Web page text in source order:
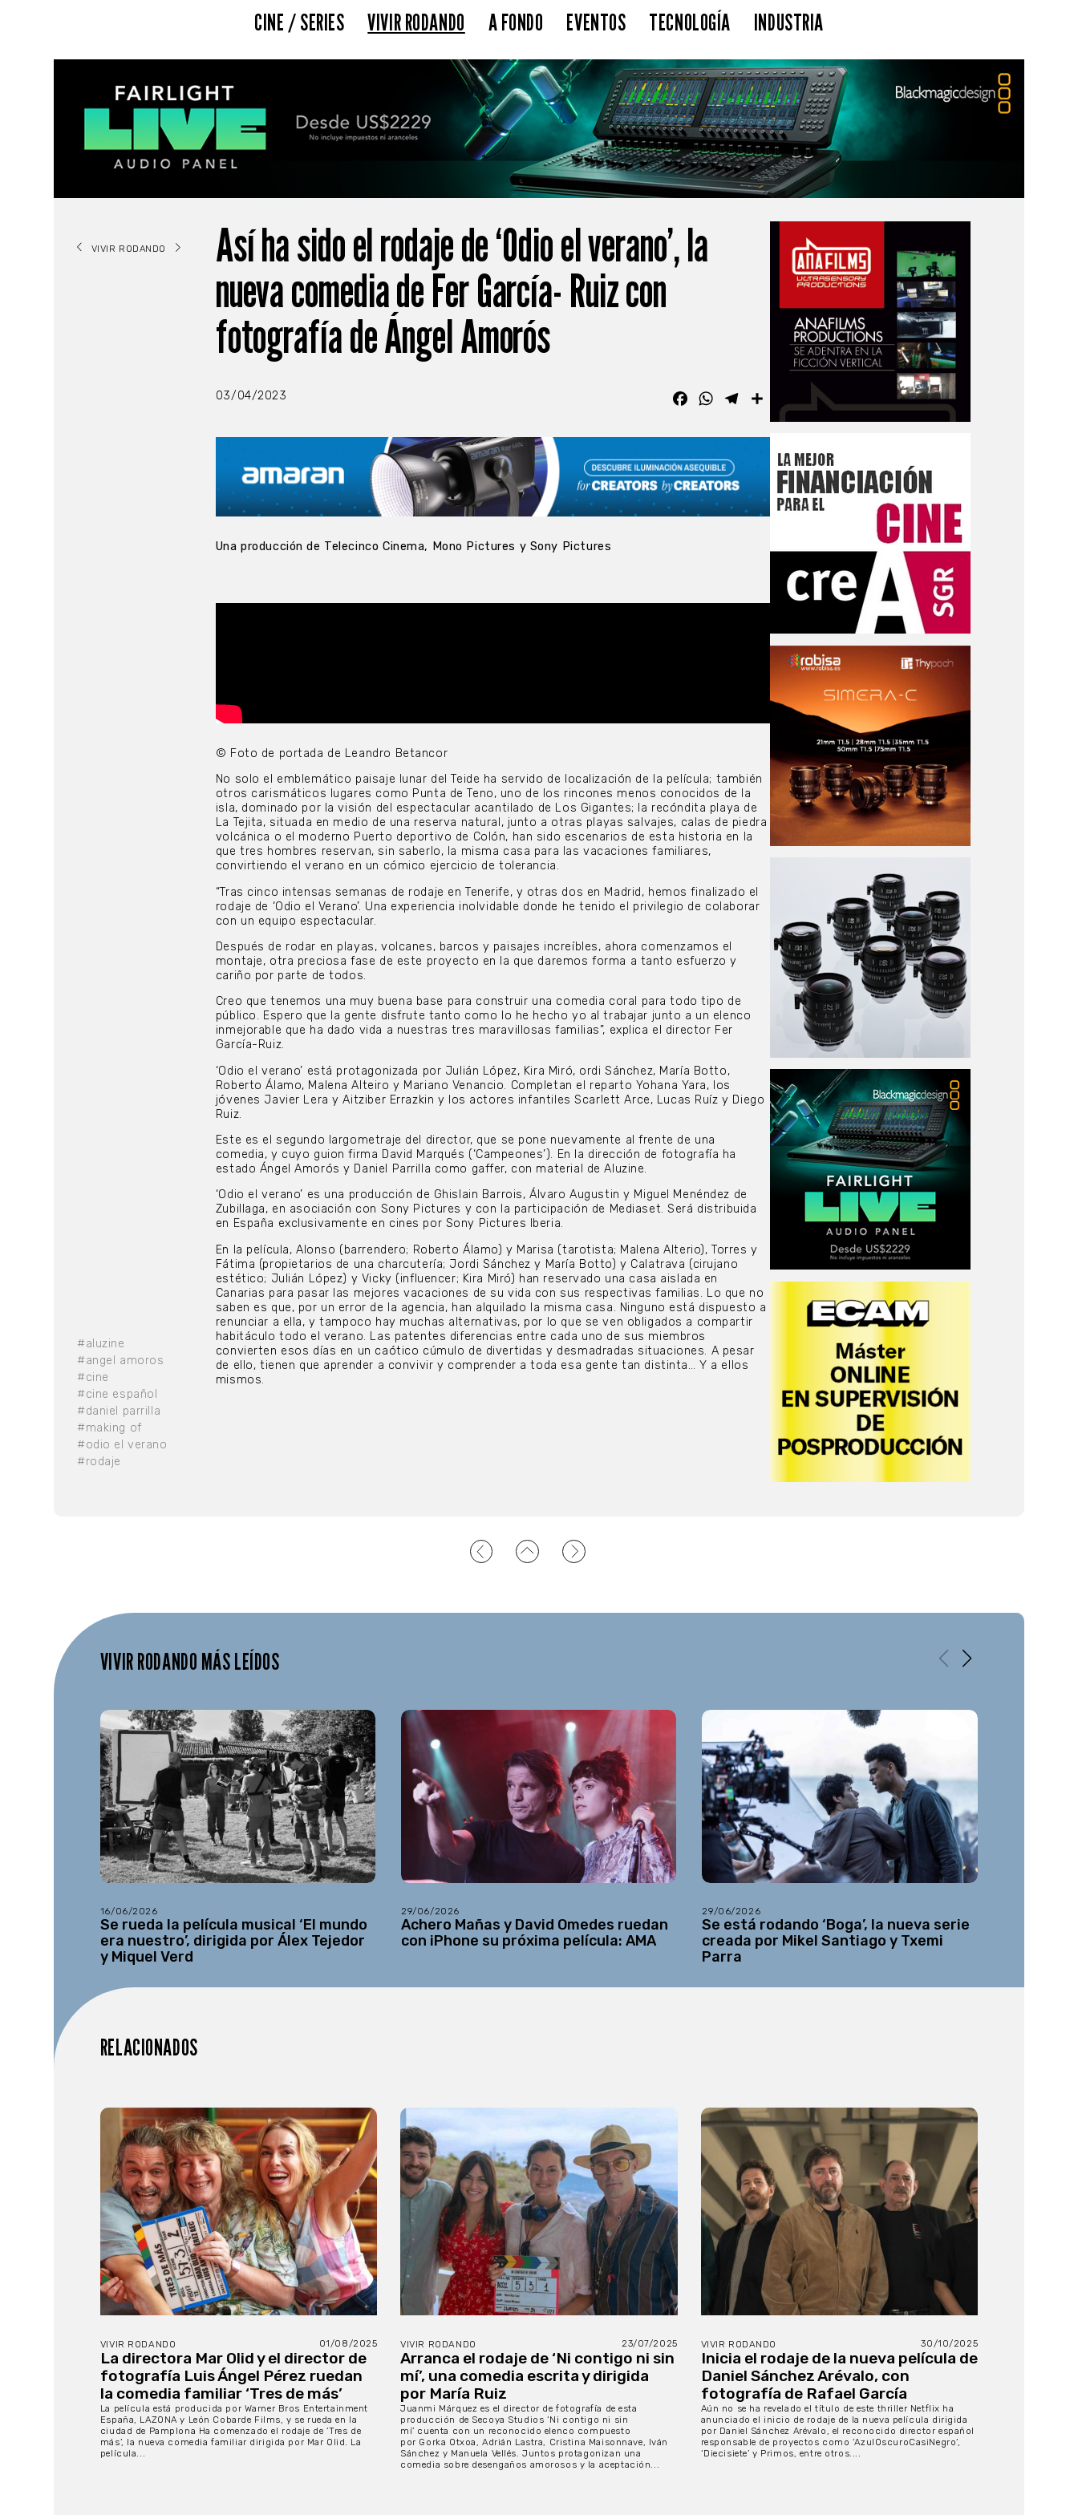
CINE / SERIES VIVIR RODANDO A FONDO EVENTOS TECNOLOGÍA INDUSTRIA
VIVIR RODANDO
#aluzine
#angel amoros
#cine
#cine español
#daniel parrilla
#making of
#odio el verano
#rodaje
Así ha sido el rodaje de ‘Odio el verano’, la
nueva comedia de Fer García- Ruiz con
fotografía de Ángel Amorós
03/04/2023 FacebookWhatsAppTelegramCompartir
Una producción de Telecinco Cinema, Mono Pictures y Sony Pictures
© Foto de portada de Leandro Betancor
No solo el emblemático paisaje lunar del Teide ha servido de localización de la película; también
otros carismáticos lugares como Punta de Teno, uno de los rincones menos conocidos de la
isla, dominado por la visión del espectacular acantilado de Los Gigantes; la recóndita playa de
La Tejita, situada en medio de una reserva natural, junto a otras playas salvajes, calas de piedra
volcánica o el moderno Puerto deportivo de Colón, han sido escenarios de esta historia en la
que tres hombres reservan, sin saberlo, la misma casa para las vacaciones familiares,
convirtiendo el verano en un cómico ejercicio de tolerancia.
“Tras cinco intensas semanas de rodaje en Tenerife, y otras dos en Madrid, hemos finalizado el
rodaje de ‘Odio el Verano’. Una experiencia inolvidable donde he tenido el privilegio de colaborar
con un equipo espectacular.
Después de rodar en playas, volcanes, barcos y paisajes increíbles, ahora comenzamos el
montaje, otra preciosa fase de este proyecto en la que daremos forma a tanto esfuerzo y
cariño por parte de todos.
Creo que tenemos una muy buena base para construir una comedia coral para todo tipo de
público. Espero que la gente disfrute tanto como lo he hecho yo al trabajar junto a un elenco
inmejorable que ha dado vida a nuestras tres maravillosas familias”, explica el director Fer
García-Ruiz.
‘Odio el verano’ está protagonizada por Julián López, Kira Miró, ordi Sánchez, María Botto,
Roberto Álamo, Malena Alteiro y Mariano Venancio. Completan el reparto Yohana Yara, los
jóvenes Javier Lera y Aitziber Errazkin y los actores infantiles Scarlett Arce, Lucas Ruíz y Diego
Ruiz.
Este es el segundo largometraje del director, que se pone nuevamente al frente de una
comedia, y cuyo guion firma David Marqués (‘Campeones’). En la dirección de fotografía ha
estado Ángel Amorós y Daniel Parrilla como gaffer, con material de Aluzine.
‘Odio el verano’ es una producción de Ghislain Barrois, Álvaro Augustin y Miguel Menéndez de
Zubillaga, en asociación con Sony Pictures y con la participación de Mediaset. Será distribuida
en España exclusivamente en cines por Sony Pictures Iberia.
En la película, Alonso (barrendero; Roberto Álamo) y Marisa (tarotista; Malena Alterio), Torres y
Fátima (propietarios de una charcutería; Jordi Sánchez y María Botto) y Calatrava (cirujano
estético; Julián López) y Vicky (influencer; Kira Miró) han reservado una casa aislada en
Canarias para pasar las mejores vacaciones de su vida con sus respectivas familias. Lo que no
saben es que, por un error de la agencia, han alquilado la misma casa. Ninguno está dispuesto a
renunciar a ella, y tampoco hay muchas alternativas, por lo que se ven obligados a compartir
habitáculo todo el verano. Las patentes diferencias entre cada uno de sus miembros
convierten esos días en un caótico cúmulo de divertidas y desmadradas situaciones. A pesar
de ello, tienen que aprender a convivir y comprender a toda esa gente tan distinta… Y a ellos
mismos.
VIVIR RODANDO MÁS LEÍDOS
16/06/2026
Se rueda la película musical ‘El mundo
era nuestro’, dirigida por Álex Tejedor
y Miquel Verd
29/06/2026
Achero Mañas y David Omedes ruedan
con iPhone su próxima película: AMA
29/06/2026
Se está rodando ‘Boga’, la nueva serie
creada por Mikel Santiago y Txemi
Parra
RELACIONADOS
VIVIR RODANDO 01/08/2025
La directora Mar Olid y el director de
fotografía Luis Ángel Pérez ruedan
la comedia familiar ‘Tres de más’
La película está producida por Warner Bros Entertainment
España, LAZONA y León Cobarde Films, y se rueda en la
ciudad de Pamplona Ha comenzado el rodaje de ‘Tres de
más’, la nueva comedia familiar dirigida por Mar Olid. La
película...
VIVIR RODANDO 23/07/2025
Arranca el rodaje de ‘Ni contigo ni sin
mí’, una comedia escrita y dirigida
por María Ruiz
Juanmi Márquez es el director de fotografía de esta
producción de Secoya Studios ‘Ni contigo ni sin
mí’ cuenta con un reconocido elenco compuesto
por Gorka Otxoa, Adrián Lastra, Cristina Maisonnave, Iván
Sánchez y Manuela Vellés. Juntos protagonizan una
comedia sobre desengaños amorosos y la aceptación...
VIVIR RODANDO 30/10/2025
Inicia el rodaje de la nueva película de
Daniel Sánchez Arévalo, con
fotografía de Rafael García
Aún no se ha revelado el título de este thriller Netflix ha
anunciado el inicio de rodaje de la nueva película dirigida
por Daniel Sánchez Arévalo, el reconocido director español
responsable de proyectos como ‘AzulOscuroCasiNegro’,
‘Diecisiete’ y Primos, entre otros....